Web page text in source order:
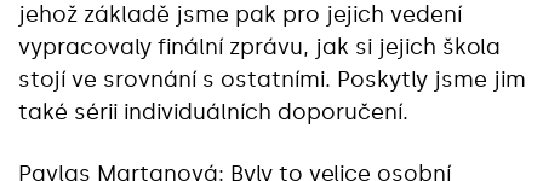
jehož základě jsme pak pro jejich vedení
vypracovaly finální zprávu, jak si jejich škola
stojí ve srovnání s ostatními. Poskytly jsme jim
také sérii individuálních doporučení.
Pavlas Martanová: Byly to velice osobní